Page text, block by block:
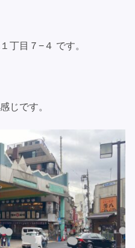
丁目７−４ です。
じです。